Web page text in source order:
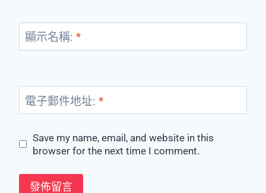
顯示名稱: *
電子郵件地址: *
Save my name, email, and website in this
browser for the next time I comment.